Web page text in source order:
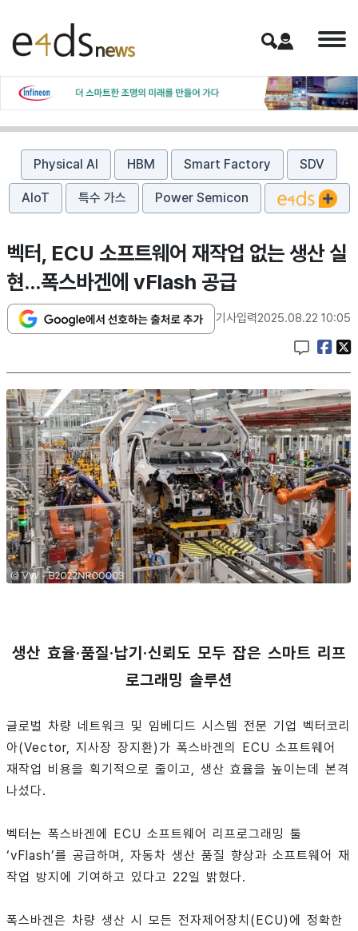
Physical AI HBM Smart Factory SDV
AIoT 특수 가스 Power Semicon
벡터, ECU 소프트웨어 재작업 없는 생산 실
현…폭스바겐에 vFlash 공급
기사입력2025.08.22 10:05
생산 효율·품질·납기·신뢰도 모두 잡은 스마트 리프
로그래밍 솔루션
글로벌 차량 네트워크 및 임베디드 시스템 전문 기업 벡터코리
아(Vector, 지사장 장지환)가 폭스바겐의 ECU 소프트웨어
재작업 비용을 획기적으로 줄이고, 생산 효율을 높이는데 본격
나섰다.
벡터는 폭스바겐에 ECU 소프트웨어 리프로그래밍 툴
‘vFlash’를 공급하며, 자동차 생산 품질 향상과 소프트웨어 재
작업 방지에 기여하고 있다고 22일 밝혔다.
폭스바겐은 차량 생산 시 모든 전자제어장치(ECU)에 정확한